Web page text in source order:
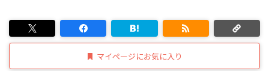
マイページにお気に入り